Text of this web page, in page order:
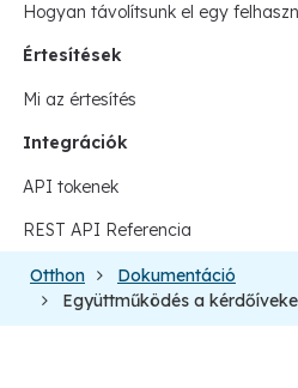
Hogyan távolítsunk el egy
Értesítések
Mi az értesítés
Integrációk
API tokenek
REST API Referencia
Otthon
Dokumentáció
Együttműködés a